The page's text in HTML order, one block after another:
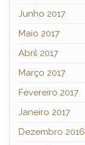
Junho 2017
Maio 2017
Abril 2017
Março 2017
Fevereiro 2017
Janeiro 2017
Dezembro 2016